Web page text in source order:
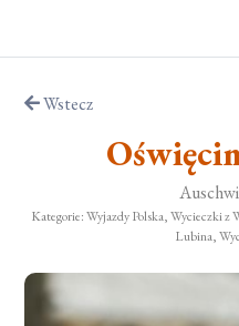
Wstecz
Kategorie: Wyjazdy Polska, Wycieczki z
Lubina,